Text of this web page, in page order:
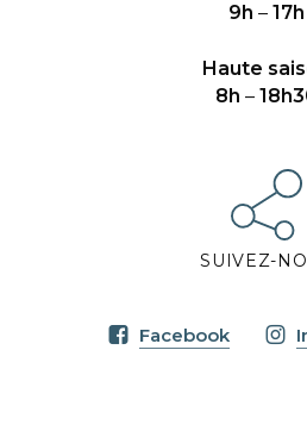
9h – 17h
Haute
8h –
SUIVEZ-
Facebook